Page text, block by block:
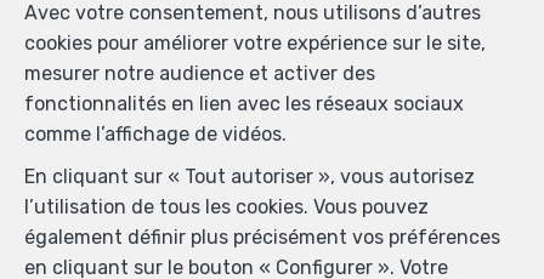
Avec votre consentement, nous utilisons d’autres
cookies pour améliorer votre expérience sur le site,
mesurer notre audience et activer des
fonctionnalités en lien avec les réseaux sociaux
comme l’affichage de vidéos.
En cliquant sur « Tout autoriser », vous autorisez
l’utilisation de tous les cookies. Vous pouvez
également définir plus précisément vos préférences
en cliquant sur le bouton « Configurer ». Votre